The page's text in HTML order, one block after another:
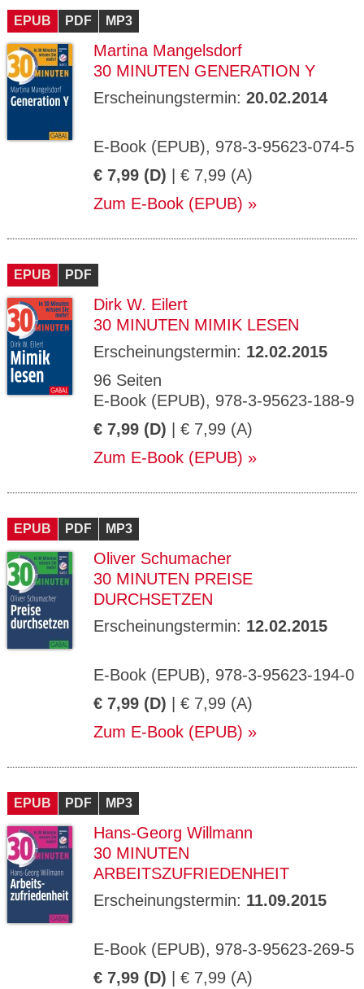
EPUB PDF MP3
Martina Mangelsdorf
30 MINUTEN GENERATION Y
Erscheinungstermin: 20.02.2014
E-Book (EPUB), 978-3-95623-074-5
€ 7,99 (D) | € 7,99 (A)
Zum E-Book (EPUB)
EPUB PDF
Dirk W. Eilert
30 MINUTEN MIMIK LESEN
Erscheinungstermin: 12.02.2015
96 Seiten
E-Book (EPUB), 978-3-95623-188-9
€ 7,99 (D) | € 7,99 (A)
Zum E-Book (EPUB)
EPUB PDF MP3
Oliver Schumacher
30 MINUTEN PREISE
DURCHSETZEN
Erscheinungstermin: 12.02.2015
E-Book (EPUB), 978-3-95623-194-0
€ 7,99 (D) | € 7,99 (A)
Zum E-Book (EPUB)
EPUB PDF MP3
Hans-Georg Willmann
30 MINUTEN
ARBEITSZUFRIEDENHEIT
Erscheinungstermin: 11.09.2015
E-Book (EPUB), 978-3-95623-269-5
€ 7,99 (D) | € 7,99 (A)